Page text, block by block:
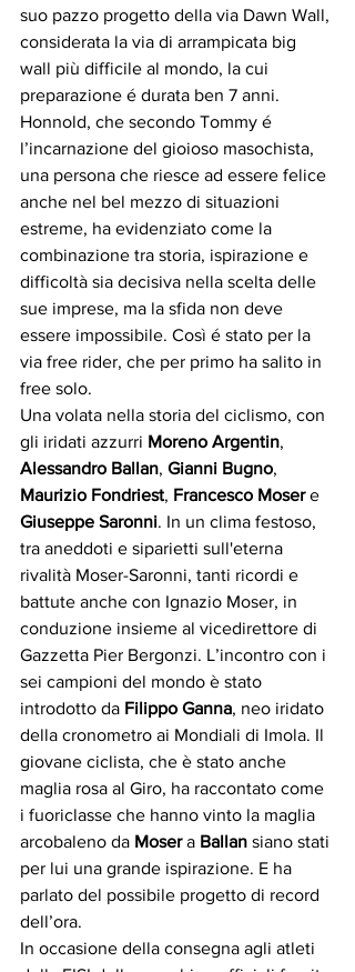
suo pazzo progetto della via Dawn Wall,
considerata la via di arrampicata big
wall più difficile al mondo, la cui
preparazione é durata ben 7 anni.
Honnold, che secondo Tommy é
l’incarnazione del gioioso masochista,
una persona che riesce ad essere felice
anche nel bel mezzo di situazioni
estreme, ha evidenziato come la
combinazione tra storia, ispirazione e
difficoltà sia decisiva nella scelta delle
sue imprese, ma la sfida non deve
essere impossibile. Così é stato per la
via free rider, che per primo ha salito in
free solo.
Una volata nella storia del ciclismo, con
gli iridati azzurri Moreno Argentin,
Alessandro Ballan, Gianni Bugno,
Maurizio Fondriest, Francesco Moser e
Giuseppe Saronni. In un clima festoso,
tra aneddoti e siparietti sull'eterna
rivalità Moser-Saronni, tanti ricordi e
battute anche con Ignazio Moser, in
conduzione insieme al vicedirettore di
Gazzetta Pier Bergonzi. L’incontro con i
sei campioni del mondo è stato
introdotto da Filippo Ganna, neo iridato
della cronometro ai Mondiali di Imola. Il
giovane ciclista, che è stato anche
maglia rosa al Giro, ha raccontato come
i fuoriclasse che hanno vinto la maglia
arcobaleno da Moser a Ballan siano stati
per lui una grande ispirazione. E ha
parlato del possibile progetto di record
dell’ora.
In occasione della consegna agli atleti